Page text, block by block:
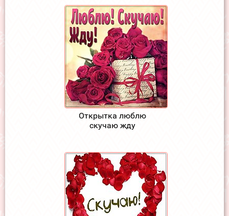
Открытка люблю
скучаю жду